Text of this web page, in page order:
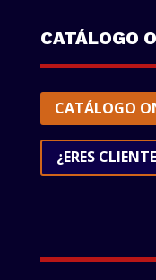
CATÁLOGO
CATÁLOGO
¿ERES